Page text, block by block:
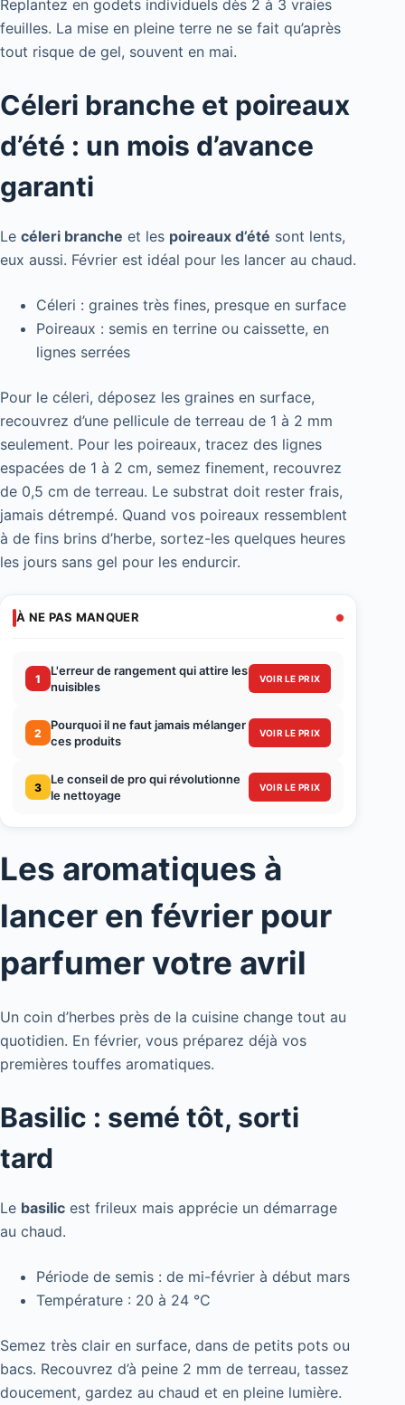
Replantez en godets individuels dès 2 à 3 vraies
feuilles. La mise en pleine terre ne se fait qu’après
tout risque de gel, souvent en mai.
Céleri branche et poireaux
d’été : un mois d’avance
garanti
Le céleri branche et les poireaux d’été sont lents,
eux aussi. Février est idéal pour les lancer au chaud.
Céleri : graines très fines, presque en surface
Poireaux : semis en terrine ou caissette, en
lignes serrées
Pour le céleri, déposez les graines en surface,
recouvrez d’une pellicule de terreau de 1 à 2 mm
seulement. Pour les poireaux, tracez des lignes
espacées de 1 à 2 cm, semez finement, recouvrez
de 0,5 cm de terreau. Le substrat doit rester frais,
jamais détrempé. Quand vos poireaux ressemblent
à de fins brins d’herbe, sortez-les quelques heures
les jours sans gel pour les endurcir.
À NE PAS MANQUER
1
L'erreur de rangement qui attire les
nuisibles
VOIR LE PRIX
2
Pourquoi il ne faut jamais mélanger
ces produits
VOIR LE PRIX
3
Le conseil de pro qui révolutionne
le nettoyage
VOIR LE PRIX
Les aromatiques à
lancer en février pour
parfumer votre avril
Un coin d’herbes près de la cuisine change tout au
quotidien. En février, vous préparez déjà vos
premières touffes aromatiques.
Basilic : semé tôt, sorti
tard
Le basilic est frileux mais apprécie un démarrage
au chaud.
Période de semis : de mi-février à début mars
Température : 20 à 24 °C
Semez très clair en surface, dans de petits pots ou
bacs. Recouvrez d’à peine 2 mm de terreau, tassez
doucement, gardez au chaud et en pleine lumière.